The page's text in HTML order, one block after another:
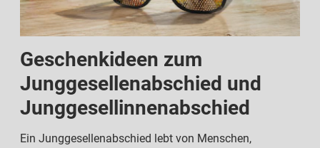
Geschenkideen zum
Junggesellenabschied und
Junggesellinnenabschied
Ein Junggesellenabschied lebt von Menschen,